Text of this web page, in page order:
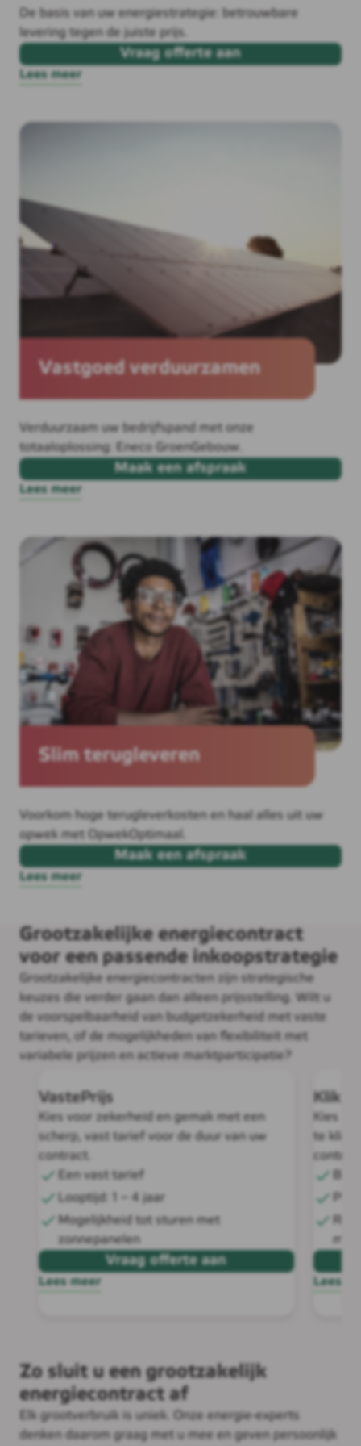
De basis van uw energiestrategie: betrouwbare
levering tegen de juiste prijs.
Vraag offerte aan
Lees meer
Vastgoed verduurzamen
Verduurzaam uw bedrijfspand met onze
totaaloplossing: Eneco GroenGebouw.
Maak een afspraak
Lees meer
Slim terugleveren
Voorkom hoge terugleverkosten en haal alles uit uw
opwek met OpwekOptimaal.
Maak een afspraak
Lees meer
Grootzakelijke energiecontract
voor een passende inkoopstrategie
Grootzakelijke energiecontracten zijn strategische
keuzes die verder gaan dan alleen prijsstelling. Wilt u
de voorspelbaarheid van budgetzekerheid met vaste
tarieven, of de mogelijkheden van flexibiliteit met
variabele prijzen en actieve marktparticipatie?
VastePrijs
Kies voor zekerheid en gemak met een
scherp, vast tarief voor de duur van uw
contract.
Een vast tarief
Looptijd: 1 – 4 jaar
Mogelijkheid tot sturen met
zonnepanelen
Vraag offerte aan
Lees meer
Kies
te
controle
Lees
Zo sluit u een grootzakelijk
energiecontract af
Elk grootverbruik is uniek. Onze energie-experts
denken daarom graag met u mee en geven persoonlijk